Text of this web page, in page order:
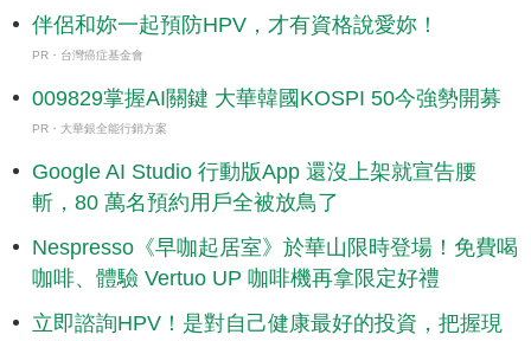
伴侶和妳一起預防HPV，才有資格說愛妳！
PR・台灣癌症基金會
009829掌握AI關鍵 大華韓國KOSPI 50今強勢開募
PR・大華銀全能行銷方案
Google AI Studio 行動版App 還沒上架就宣告腰
斬，80 萬名預約用戶全被放鳥了
Nespresso《早咖起居室》於華山限時登場！免費喝
咖啡、體驗 Vertuo UP 咖啡機再拿限定好禮
立即諮詢HPV！是對自己健康最好的投資，把握現